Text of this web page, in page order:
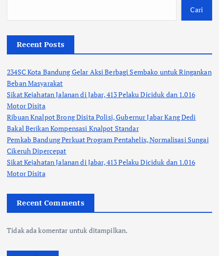
Cari
Recent Posts
234SC Kota Bandung Gelar Aksi Berbagi Sembako untuk Ringankan
Beban Masyarakat
Sikat Kejahatan Jalanan di Jabar, 413 Pelaku Diciduk dan 1.016
Motor Disita
Ribuan Knalpot Brong Disita Polisi, Gubernur Jabar Kang Dedi
Bakal Berikan Kompensasi Knalpot Standar
Pemkab Bandung Perkuat Program Pentahelix, Normalisasi Sungai
Cikeruh Dipercepat
Sikat Kejahatan Jalanan di Jabar, 413 Pelaku Diciduk dan 1.016
Motor Disita
Recent Comments
Tidak ada komentar untuk ditampilkan.